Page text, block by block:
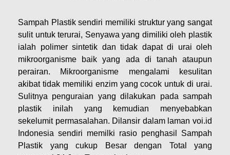
Sampah Plastik sendiri memiliki struktur yang sangat
sulit untuk terurai, Senyawa yang dimiliki oleh plastik
ialah polimer sintetik dan tidak dapat di urai oleh
mikroorganisme baik yang ada di tanah ataupun
perairan. Mikroorganisme mengalami kesulitan
akibat tidak memiliki enzim yang cocok untuk di urai.
Sulitnya penguraian yang dilakukan pada sampah
plastik inilah yang kemudian menyebabkan
sekelumit permasalahan. Dilansir dalam laman voi.id
Indonesia sendiri memilki rasio penghasil Sampah
Plastik yang cukup Besar dengan Total yang